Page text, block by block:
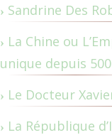
Sandrine Des
La Chine ou
unique depuis
Le Docteur
La République